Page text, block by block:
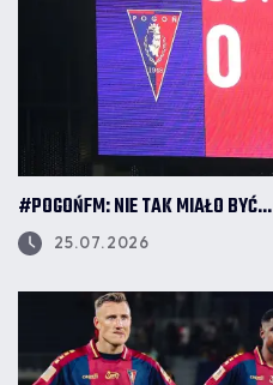
#POGOŃFM: NIE TAK MIAŁO BYĆ...
25.07.2026